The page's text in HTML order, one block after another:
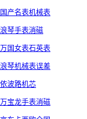
国产名表机械表
浪琴手表消磁
万国女表石英表
浪琴机械表误差
依波路机芯
万宝龙手表消磁